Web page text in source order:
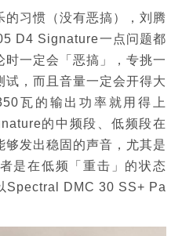
的习惯（没有恶搞），刘腾
D4 Signature一点问题都
一定会「恶搞」，专挑一
，而且音量一定会开得大
瓦的输出功率就用得上
的中频段、低频段在
发出稳固的声音，尤其是
是在低频「重击」的状态
Spectral DMC 30 SS+ Pa